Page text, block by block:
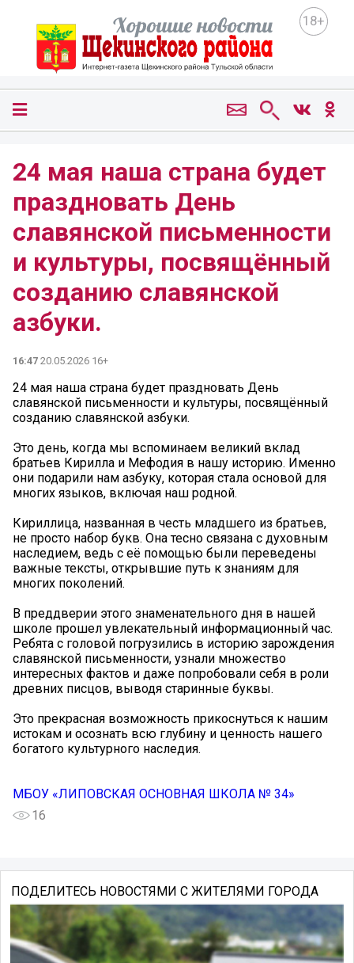
18+
24 мая наша страна будет
праздновать День
славянской письменности
и культуры, посвящённый
созданию славянской
азбуки.
16:47 20.05.2026 16+
24 мая наша страна будет праздновать День
славянской письменности и культуры, посвящённый
созданию славянской азбуки.
Это день, когда мы вспоминаем великий вклад
братьев Кирилла и Мефодия в нашу историю. Именно
они подарили нам азбуку, которая стала основой для
многих языков, включая наш родной.
Кириллица, названная в честь младшего из братьев,
не просто набор букв. Она тесно связана с духовным
наследием, ведь с её помощью были переведены
важные тексты, открывшие путь к знаниям для
многих поколений.
В преддверии этого знаменательного дня в нашей
школе прошел увлекательный информационный час.
Ребята с головой погрузились в историю зарождения
славянской письменности, узнали множество
интересных фактов и даже попробовали себя в роли
древних писцов, выводя старинные буквы.
Это прекрасная возможность прикоснуться к нашим
истокам и осознать всю глубину и ценность нашего
богатого культурного наследия.
МБОУ «ЛИПОВСКАЯ ОСНОВНАЯ ШКОЛА № 34»
16
ПОДЕЛИТЕСЬ НОВОСТЯМИ С ЖИТЕЛЯМИ ГОРОДА